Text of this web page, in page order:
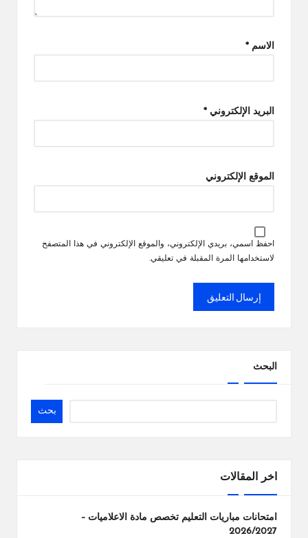
الاسم *
البريد الإلكتروني *
الموقع الإلكتروني
احفظ اسمي، بريدي الإلكتروني، والموقع الإلكتروني في هذا المتصفح
لاستخدامها المرة المقبلة في تعليقي.
البحث
بحث
اخر المقالات
امتحانات مباريات التعليم تخصص مادة الاعلاميات –
2026/2027